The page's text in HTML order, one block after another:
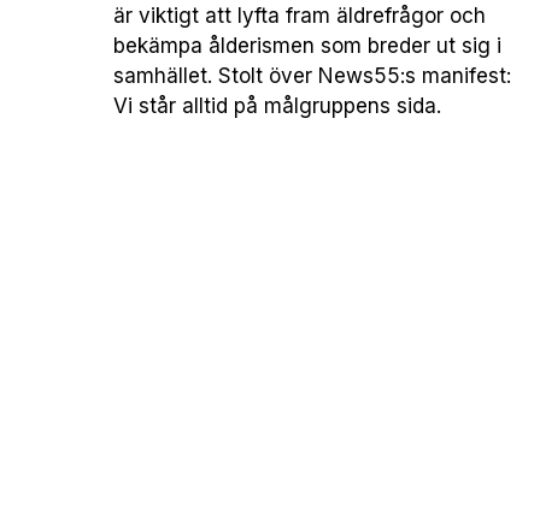
är viktigt att lyfta fram äldrefrågor och
bekämpa ålderismen som breder ut sig i
samhället. Stolt över News55:s manifest:
Vi står alltid på målgruppens sida.